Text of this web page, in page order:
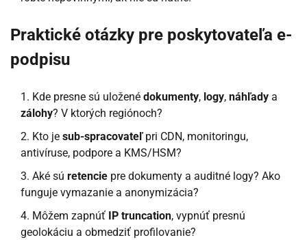
Praktické otázky pre poskytovateľa e-
podpisu
Kde presne sú uložené dokumenty, logy, náhľady a
zálohy? V ktorých regiónoch?
Kto je sub-spracovateľpri CDN, monitoringu,
antivíruse, podpore a KMS/HSM?
Aké sú retencie pre dokumenty a auditné logy? Ako
funguje vymazanie a anonymizácia?
Môžem zapnúť
IP truncation, vypnúť presnú
geolokáciu a obmedziť profilovanie?